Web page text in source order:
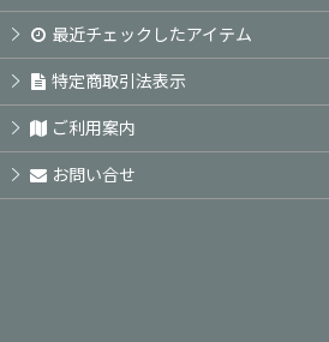
最近チェックしたアイテム
特定商取引法表示
ご利用案内
お問い合せ